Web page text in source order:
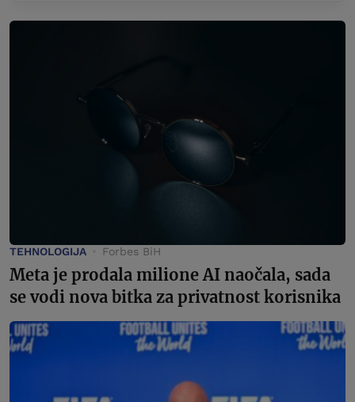
TEHNOLOGIJA Forbes BiH
Meta je prodala milione AI naočala, sada
se vodi nova bitka za privatnost korisnika